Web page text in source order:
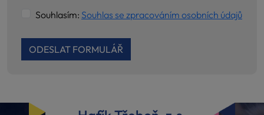
Souhlasím: Souhlas se zpracováním osobních údajů
ODESLAT FORMULÁŘ